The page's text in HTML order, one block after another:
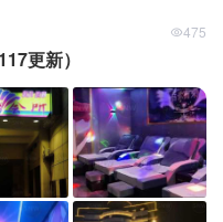
475
更新）